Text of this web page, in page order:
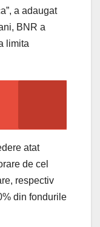
a adaugat
BNR a
limita
atat
de cel
respectiv
din fondurile